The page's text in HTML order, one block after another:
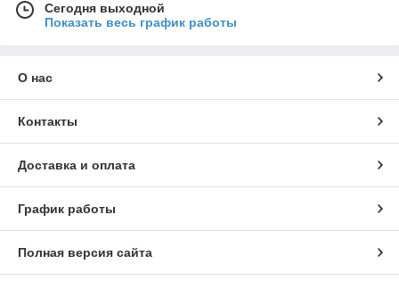
Сегодня выходной
Показать весь график работы
О нас
Контакты
Доставка и оплата
График работы
Полная версия сайта